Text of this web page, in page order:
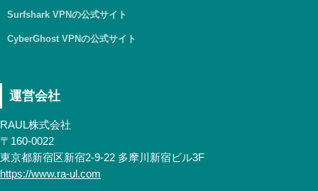
Surfshark VPNの公式サイト
CyberGhost VPNの公式サイト
運営会社
RAUL株式会社
〒160-0022
東京都新宿区新宿2-9-22 多摩川新宿ビル3F
https://www.ra-ul.com